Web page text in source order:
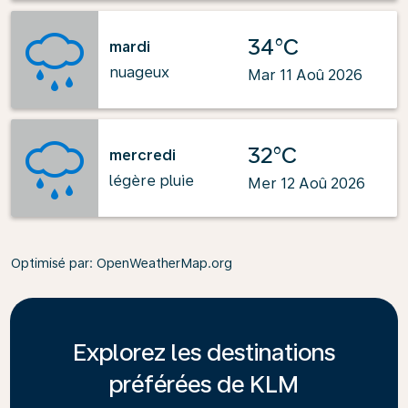
mardi
nuageux
34°C
Mar 11 Aoû 2026
mercredi
légère pluie
32°C
Mer 12 Aoû 2026
Optimisé par: OpenWeatherMap.org
Explorez les destinations
préférées de KLM